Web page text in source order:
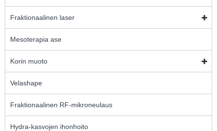
Fraktionaalinen laser
Mesoterapia ase
Korin muoto
Velashape
Fraktionaalinen RF-mikroneulaus
Hydra-kasvojen ihonhoito